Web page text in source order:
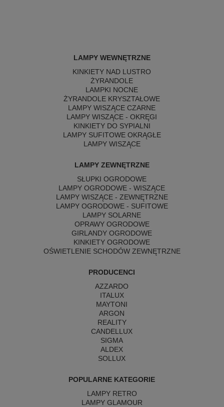
LAMPY WEWNĘTRZNE
KINKIETY NAD LUSTRO
ŻYRANDOLE
LAMPKI NOCNE
ŻYRANDOLE KRYSZTAŁOWE
LAMPY WISZĄCE CZARNE
LAMPY WISZĄCE - OKRĘGI
KINKIETY DO SYPIALNI
LAMPY SUFITOWE OKRĄGŁE
LAMPY WISZĄCE
LAMPY ZEWNĘTRZNE
SŁUPKI OGRODOWE
LAMPY OGRODOWE - WISZĄCE
LAMPY WISZĄCE - ZEWNĘTRZNE
LAMPY OGRODOWE - SUFITOWE
LAMPY SOLARNE
OPRAWY OGRODOWE
GIRLANDY OGRODOWE
KINKIETY OGRODOWE
OŚWIETLENIE SCHODÓW ZEWNĘTRZNE
PRODUCENCI
AZZARDO
ITALUX
MAYTONI
ARGON
REALITY
CANDELLUX
SIGMA
ALDEX
SOLLUX
POPULARNE KATEGORIE
LAMPY RETRO
LAMPY GLAMOUR